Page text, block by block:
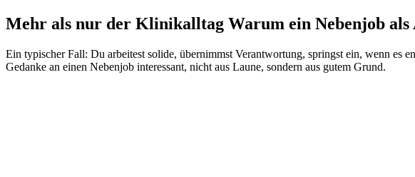
Mehr als nur der Klinikalltag Warum ein Nebenjob
Ein typischer Fall: Du arbeitest solide, übernimmst Verantwortung, springst ein, wenn es
Gedanke an einen Nebenjob interessant, nicht aus Laune, sondern aus gutem Grund.